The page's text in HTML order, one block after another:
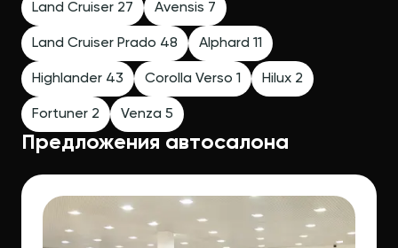
Land Cruiser 27 Avensis 7
Land Cruiser Prado 48 Alphard 11
Highlander 43 Corolla Verso 1 Hilux 2
Fortuner 2 Venza 5
Предложения автосалона